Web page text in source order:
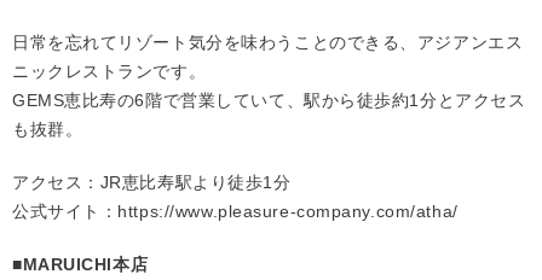
日常を忘れてリゾート気分を味わうことのできる、アジアンエス
ニックレストランです。
GEMS恵比寿の6階で営業していて、駅から徒歩約1分とアクセス
も抜群。
アクセス：JR恵比寿駅より徒歩1分
公式サイト： https://www.pleasure-company.com/atha/
■MARUICHI本店